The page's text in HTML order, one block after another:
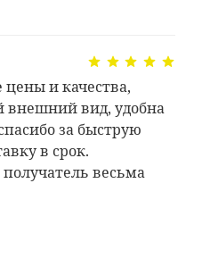
и качества,
вид, удобна
за быструю
в срок.
весьма